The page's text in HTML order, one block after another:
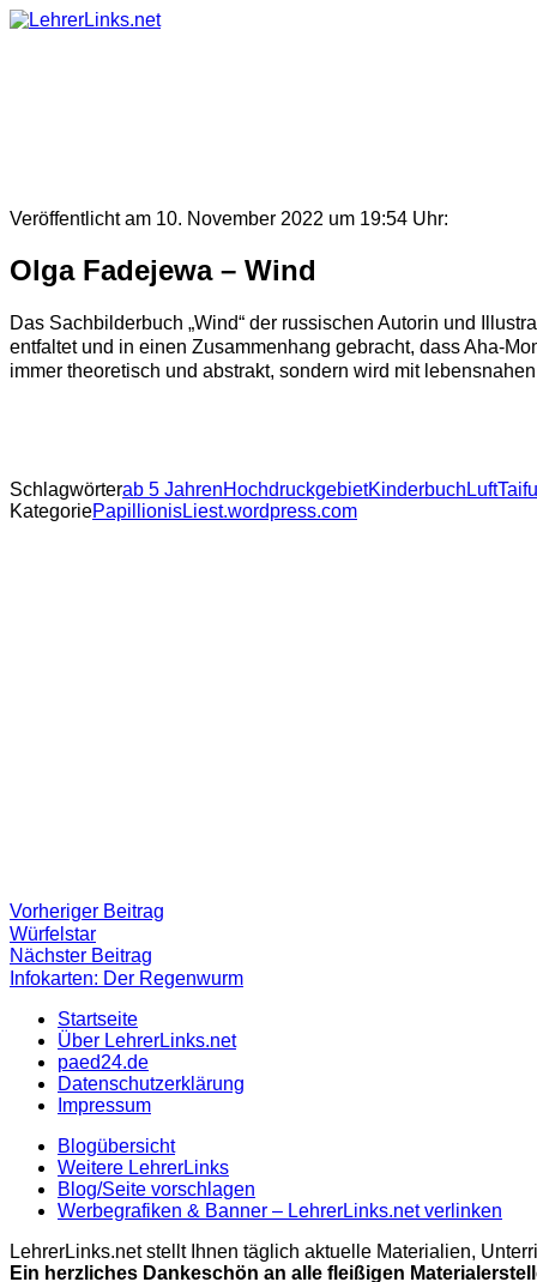
Skip
Veröffentlicht am 10. November 2022 um 19:54 Uhr:
Olga Fadejewa – Wind
Das Sachbilderbuch „Wind“ der russischen Autorin und
entfaltet und in einen Zusammenhang gebracht, dass Aha-
immer theoretisch und abstrakt, sondern wird mit
Schlagwörterab 5 JahrenHochdruckgebietKinderbuch Luft
KategoriePapillionisLiest.wordpress.com
Beitragsnavigation
Vorheriger Beitrag
Würfelstar
Nächster Beitrag
Beitrag
Infokarten: Der Regenwurm
Startseite
Über LehrerLinks.net
paed24.de
Datenschutzerklärung
Impressum
Blogübersicht
Weitere LehrerLinks
Blog/Seite vorschlagen
Werbegrafiken & Banner – LehrerLinks.net verlinken
LehrerLinks.net stellt Ihnen täglich aktuelle Materialien,
Ein herzliches Dankeschön an alle fleißigen